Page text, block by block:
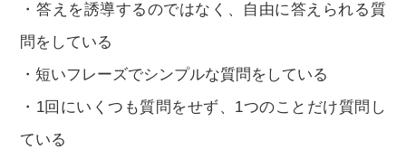
・答えを誘導するのではなく、自由に答えられる質
問をしている
・短いフレーズでシンプルな質問をしている
・1回にいくつも質問をせず、1つのことだけ質問し
ている